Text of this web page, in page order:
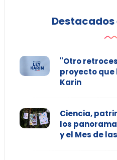
"Otro
proyecto que
Karin
Ciencia,
los
y el Mes de